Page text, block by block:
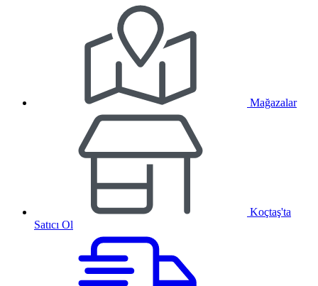
Mağazalar
Koçtaş'ta
Satıcı Ol